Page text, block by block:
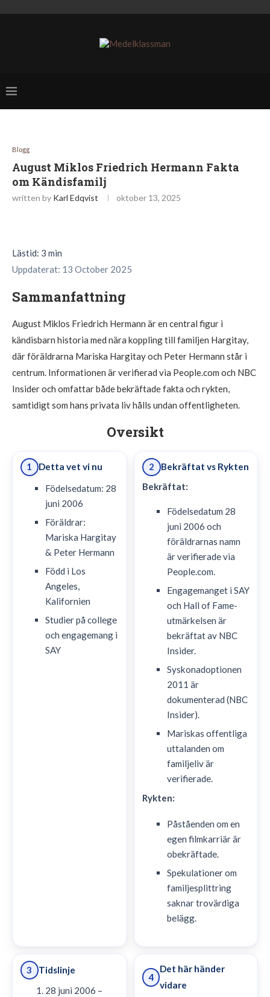
Blogg
August Miklos Friedrich Hermann Fakta
om Kändisfamilj
written by Karl Edqvist oktober 13, 2025
Lästid: 3 min
Uppdaterat: 13 October 2025
Sammanfattning
August Miklos Friedrich Hermann är en central figur i
kändisbarn historia med nära koppling till familjen Hargitay,
där föräldrarna Mariska Hargitay och Peter Hermann står i
centrum. Informationen är verifierad via People.com och NBC
Insider och omfattar både bekräftade fakta och rykten,
samtidigt som hans privata liv hålls undan offentligheten.
Oversikt
1
Detta vet vi nu
Födelsedatum: 28
juni 2006
Föräldrar:
Mariska Hargitay
& Peter Hermann
Född i Los
Angeles,
Kalifornien
Studier på college
och engagemang i
SAY
2
Bekräftat vs Rykten
Bekräftat:
Födelsedatum 28
juni 2006 och
föräldrarnas namn
är verifierade via
People.com.
Engagemanget i SAY
och Hall of Fame-
utmärkelsen är
bekräftat av NBC
Insider.
Syskonadoptionen
2011 är
dokumenterad (NBC
Insider).
Mariskas offentliga
uttalanden om
familjeliv är
verifierade.
Rykten:
Påståenden om en
egen filmkarriär är
obekräftade.
Spekulationer om
familjesplittring
saknar trovärdiga
belägg.
3
Tidslinje
28 juni 2006 –
4
Det här händer
vidare